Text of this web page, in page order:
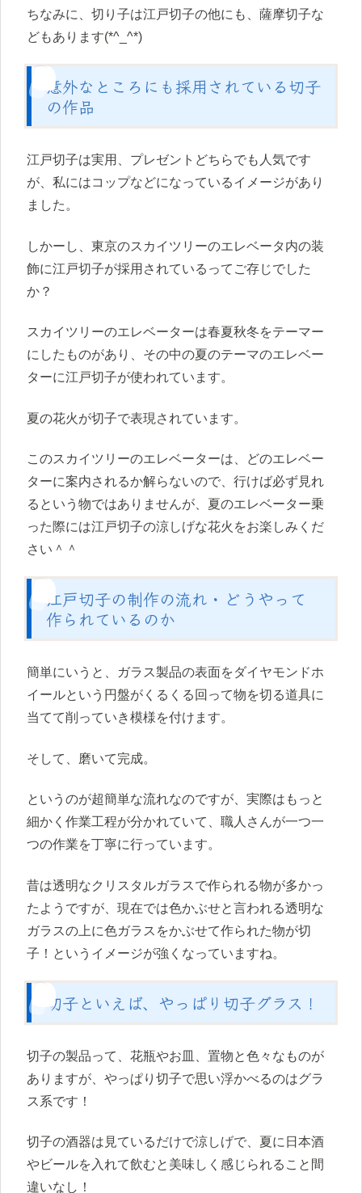
ちなみに、切り子は江戸切子の他にも、薩摩切子な
どもあります(*^_^*)
意外なところにも採用されている切子
の作品
江戸切子は実用、プレゼントどちらでも人気です
が、私にはコップなどになっているイメージがあり
ました。
しかーし、東京のスカイツリーのエレベータ内の装
飾に江戸切子が採用されているってご存じでした
か？
スカイツリーのエレベーターは春夏秋冬をテーマー
にしたものがあり、その中の夏のテーマのエレベー
ターに江戸切子が使われています。
夏の花火が切子で表現されています。
このスカイツリーのエレベーターは、どのエレベー
ターに案内されるか解らないので、行けば必ず見れ
るという物ではありませんが、夏のエレベーター乗
った際には江戸切子の涼しげな花火をお楽しみくだ
さい＾＾
江戸切子の制作の流れ・どうやって
作られているのか
簡単にいうと、ガラス製品の表面をダイヤモンドホ
イールという円盤がくるくる回って物を切る道具に
当てて削っていき模様を付けます。
そして、磨いて完成。
というのが超簡単な流れなのですが、実際はもっと
細かく作業工程が分かれていて、職人さんが一つ一
つの作業を丁寧に行っています。
昔は透明なクリスタルガラスで作られる物が多かっ
たようですが、現在では色かぶせと言われる透明な
ガラスの上に色ガラスをかぶせて作られた物が切
子！というイメージが強くなっていますね。
切子といえば、やっぱり切子グラス！
切子の製品って、花瓶やお皿、置物と色々なものが
ありますが、やっぱり切子で思い浮かべるのはグラ
ス系です！
切子の酒器は見ているだけで涼しげで、夏に日本酒
やビールを入れて飲むと美味しく感じられること間
違いなし！